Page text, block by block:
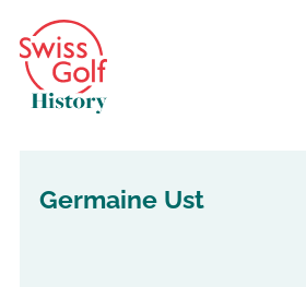
Germaine Ust